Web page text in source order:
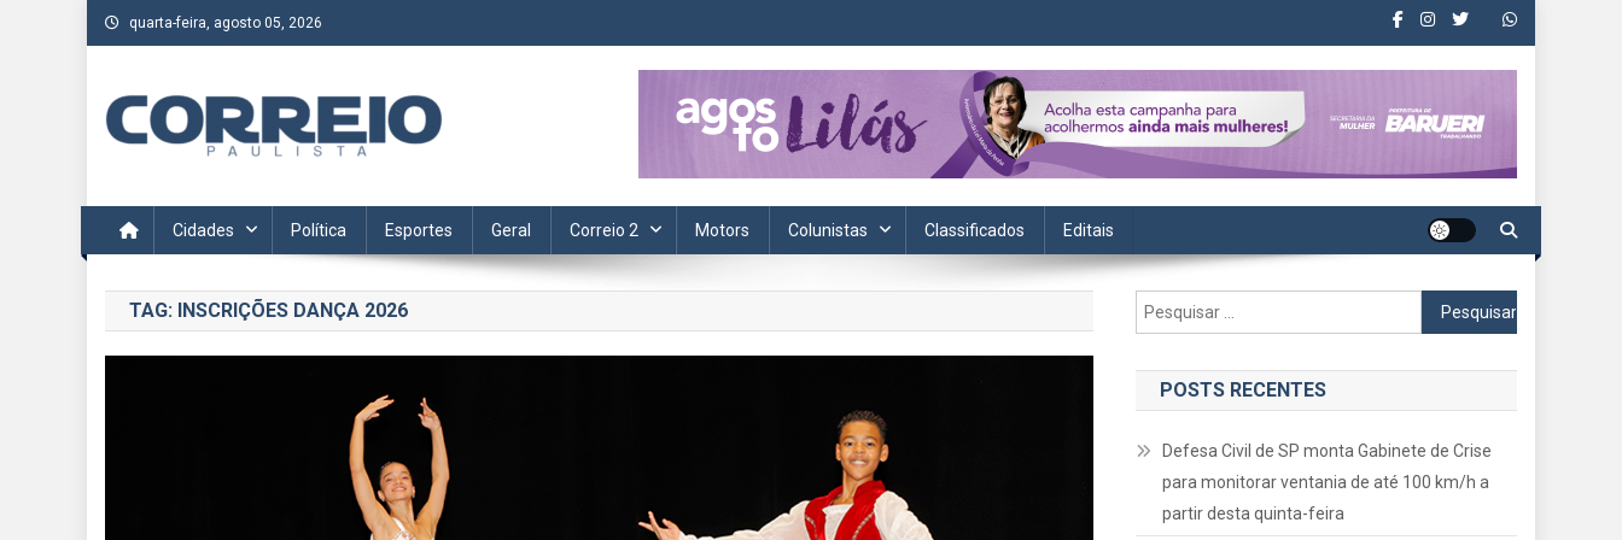
Skip
to
quarta-feira, agosto 05, 2026
Acompanhe as últimas notícias da região no Correio Paulista. Informação, política, saúde, economia, esportes e cotidiano.
Cidades Política Esportes Geral Correio 2 Motors Colunistas Classificados Editais
TAG: INSCRIÇÕES DANÇA 2026
Pesquisar
por:
POSTS RECENTES
Defesa Civil de SP monta Gabinete de Crise
para monitorar ventania de até 100 km/h a
partir desta quinta-feira